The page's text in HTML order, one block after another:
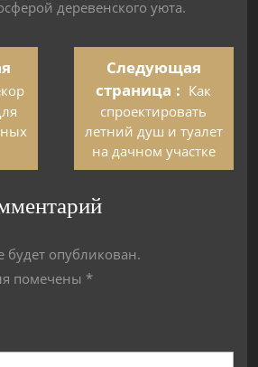
деревенского уюта.
Следующая
страница
Как
спроектировать
летний душ и туалет
на дачном участке
будет опубликован.
помечены *